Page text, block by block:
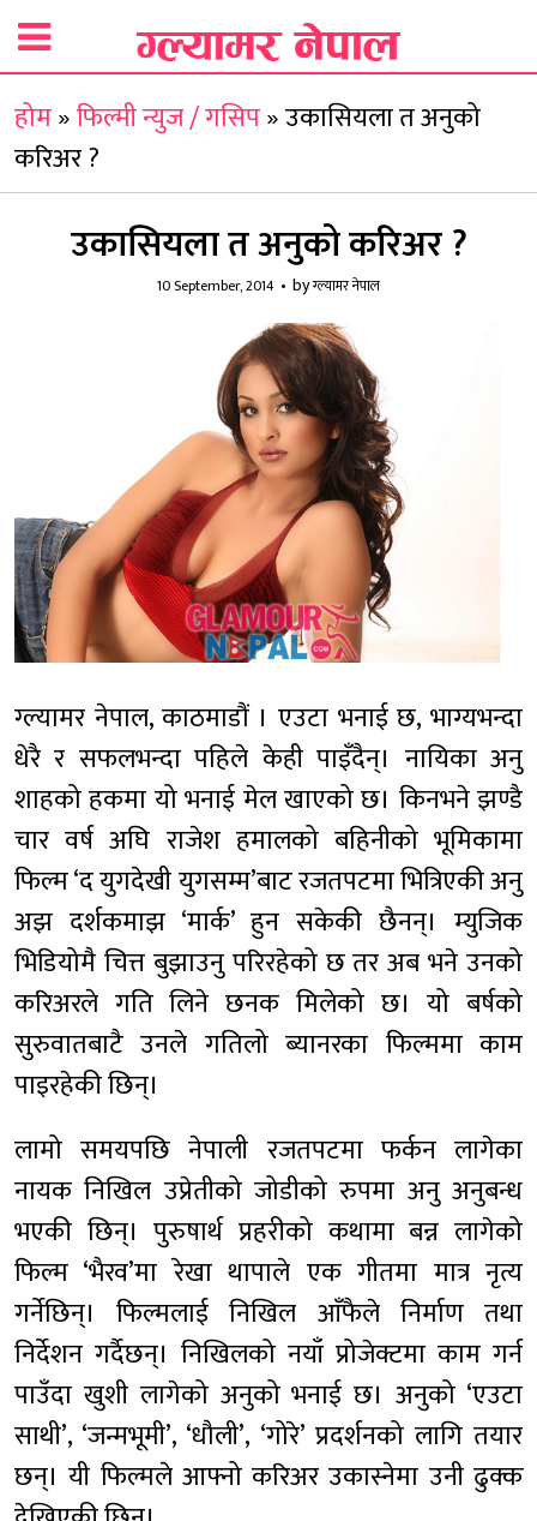
होम»फिल्मी न्युज / गसिप»उकासियला त अनुको
करिअर ?
उकासियला त अनुको करिअर ?
10 September, 2014 byग्ल्यामर नेपाल
ग्ल्यामर नेपाल, काठमाडौं । एउटा भनाई छ, भाग्यभन्दा
धेरै र सफलभन्दा पहिले केही पाइँदैन्। नायिका अनु
शाहको हकमा यो भनाई मेल खाएको छ। किनभने झण्डै
चार वर्ष अघि राजेश हमालको बहिनीको भूमिकामा
फिल्म ‘द युगदेखी युगसम्म’बाट रजतपटमा भित्रिएकी अनु
अझ दर्शकमाझ ‘मार्क’ हुन सकेकी छैनन्। म्युजिक
भिडियोमै चित्त बुझाउनु परिरहेको छ तर अब भने उनको
करिअरले गति लिने छनक मिलेको छ। यो बर्षको
सुरुवातबाटै उनले गतिलो ब्यानरका फिल्ममा काम
पाइरहेकी छिन्।
लामो समयपछि नेपाली रजतपटमा फर्कन लागेका
नायक निखिल उप्रेतीको जोडीको रुपमा अनु अनुबन्ध
भएकी छिन्। पुरुषार्थ प्रहरीको कथामा बन्न लागेको
फिल्म ‘भैरव’मा रेखा थापाले एक गीतमा मात्र नृत्य
गर्नेछिन्। फिल्मलाई निखिल आँफैले निर्माण तथा
निर्देशन गर्दैछन्। निखिलको नयाँ प्रोजेक्टमा काम गर्न
पाउँदा खुशी लागेको अनुको भनाई छ। अनुको ‘एउटा
साथी’, ‘जन्मभूमी’, ‘धौली’, ‘गोरे’ प्रदर्शनको लागि तयार
छन्। यी फिल्मले आफ्नो करिअर उकास्नेमा उनी ढुक्क